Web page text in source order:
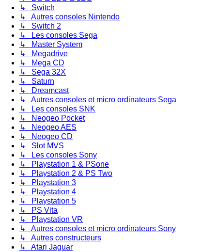
↳ Switch
↳ Autres consoles Nintendo
↳ Switch 2
↳ Les consoles Sega
↳ Master System
↳ Megadrive
↳ Mega CD
↳ Sega 32X
↳ Saturn
↳ Dreamcast
↳ Autres consoles et micro ordinateurs Sega
↳ Les consoles SNK
↳ Neogeo Pocket
↳ Neogeo AES
↳ Neogeo CD
↳ Slot MVS
↳ Les consoles Sony
↳ Playstation 1 & PSone
↳ Playstation 2 & PS Two
↳ Playstation 3
↳ Playstation 4
↳ Playstation 5
↳ PS Vita
↳ Playstation VR
↳ Autres consoles et micro ordinateurs Sony
↳ Autres constructeurs
↳ Atari Jaguar